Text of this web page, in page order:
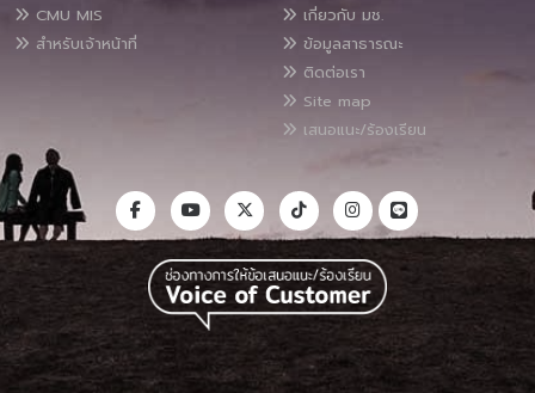
CMU MIS
สำหรับเจ้าหน้าที่
เกี่ยวกับ มช.
ข้อมูลสาธารณะ
ติดต่อเรา
Site map
เสนอแนะ/ร้องเรียน